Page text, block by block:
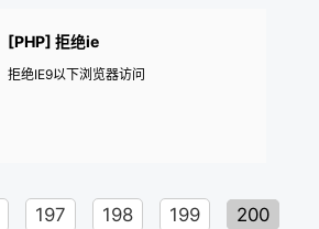
[PHP] 拒绝ie
拒绝IE9以下浏览器访问
197 198 199 200